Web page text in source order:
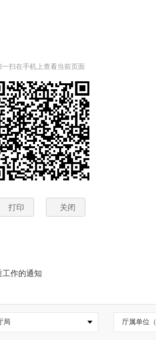
一扫在手机上查看当前页面
打印 关闭
作的通知
局 厅属单位（